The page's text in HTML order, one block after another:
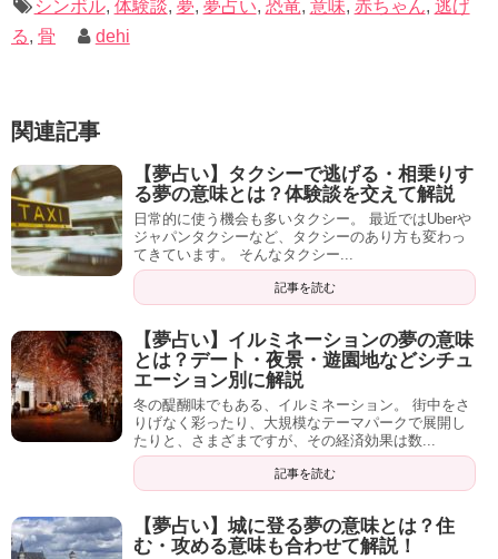
で、興味のある方は試してみて下さい。
created byRinker
Amazon 楽天市場
記事の続きを読む
シンボル, 体験談, 夢, 夢占い, 恐竜, 意味, 赤ちゃん, 逃げ
る, 骨 dehi
関連記事
【夢占い】タクシーで逃げる・相乗りす
る夢の意味とは？体験談を交えて解説
日常的に使う機会も多いタクシー。 最近ではUberや
ジャパンタクシーなど、タクシーのあり方も変わっ
てきています。 そんなタクシー...
記事を読む
【夢占い】イルミネーションの夢の意味
とは？デート・夜景・遊園地などシチュ
エーション別に解説
冬の醍醐味でもある、イルミネーション。 街中をさ
りげなく彩ったり、大規模なテーマパークで展開し
たりと、さまざまですが、その経済効果は数...
記事を読む
【夢占い】城に登る夢の意味とは？住
む・攻める意味も合わせて解説！